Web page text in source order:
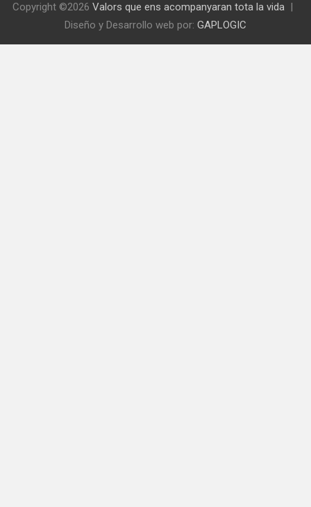
Copyright ©2026 Valors que ens acompanyaran tota la vida
Diseño y Desarrollo web por: GAPLOGIC